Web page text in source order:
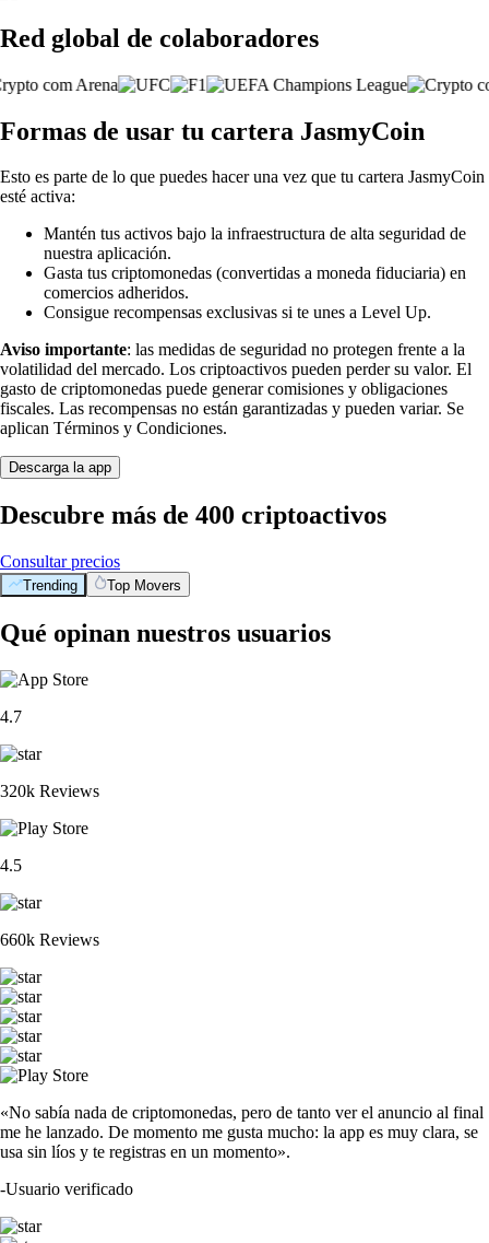
Red global de colaboradores
Formas de usar tu cartera JasmyCoin
Esto es parte de lo que puedes hacer una vez que tu cartera JasmyCoin
esté activa:
Mantén tus activos bajo la infraestructura de alta seguridad de
nuestra aplicación.
Gasta tus criptomonedas (convertidas a moneda fiduciaria) en
comercios adheridos.
Consigue recompensas exclusivas si te unes a Level Up.
Aviso importante: las medidas de seguridad no protegen frente a la
volatilidad del mercado. Los criptoactivos pueden perder su valor. El
gasto de criptomonedas puede generar comisiones y obligaciones
fiscales. Las recompensas no están garantizadas y pueden variar. Se
aplican Términos y Condiciones.
Descarga la app
Descubre más de 400 criptoactivos
Consultar precios
Trending Top Movers
Qué opinan nuestros usuarios
4.7
320k Reviews
4.5
660k Reviews
«No sabía nada de criptomonedas, pero de tanto ver el anuncio al final
me he lanzado. De momento me gusta mucho: la app es muy clara, se
usa sin líos y te registras en un momento».
-Usuario verificado